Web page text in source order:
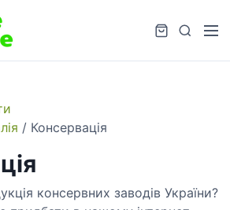
S
M
/ Консервація
консервних заводів України?